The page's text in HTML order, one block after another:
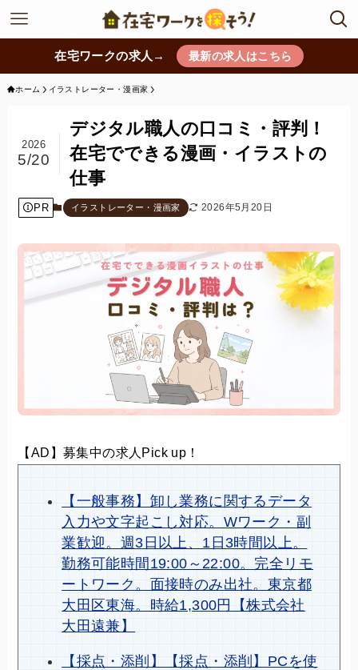
在宅ワークの求人→ 最新の求人はこちら
ホーム イラストレーター・漫画家
デジタル職人の口コミ・評判！
在宅でできる漫画・イラストの
仕事
2026
5/20
PR イラストレーター・漫画家 2026年5月20日
【AD】募集中の求人Pick up！
【一般事務】卸し業務に関するデータ
入力や文字起こし対応。Wワーク・副
業歓迎。週3日以上、1日3時間以上。
勤務可能時間19:00～22:00。完全リモ
ートワーク。面接時のみ出社。東京都
大田区東海。時給1,300円【株式会社
大田遠兼】
【採点・添削】【採点・添削】PCを使